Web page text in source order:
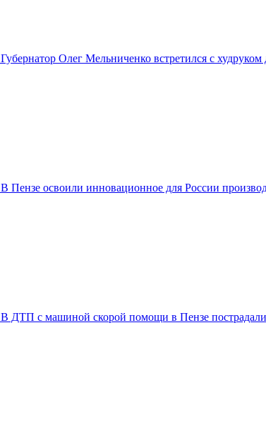
Губернатор Олег Мельниченко встретился с худруком
В Пензе освоили инновационное для России
В ДТП с машиной скорой помощи в Пензе пострадали